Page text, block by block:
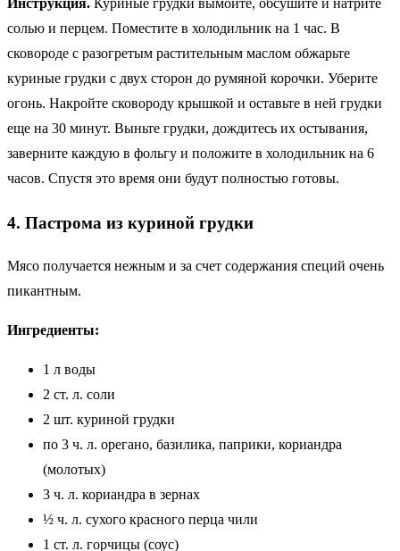
Инструкция. Куриные грудки вымойте, обсушите и натрите
солью и перцем. Поместите в холодильник на 1 час. В
сковороде с разогретым растительным маслом обжарьте
куриные грудки с двух сторон до румяной корочки. Уберите
огонь. Накройте сковороду крышкой и оставьте в ней грудки
еще на 30 минут. Выньте грудки, дождитесь их остывания,
заверните каждую в фольгу и положите в холодильник на 6
часов. Спустя это время они будут полностью готовы.
4. Пастрома из куриной грудки
Мясо получается нежным и за счет содержания специй очень
пикантным.
Ингредиенты:
1 л воды
2 ст. л. соли
2 шт. куриной грудки
по 3 ч. л. орегано, базилика, паприки, кориандра
(молотых)
3 ч. л. кориандра в зернах
½ ч. л. сухого красного перца чили
1 ст. л. горчицы (соус)